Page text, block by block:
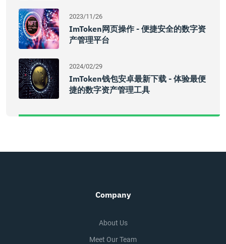
2023/11/26
ImToken网页操作 - 便捷安全的数字资
产管理平台
2024/02/29
ImToken钱包安卓最新下载 - 体验最便
捷的数字资产管理工具
Company
About Us
Meet Our Team